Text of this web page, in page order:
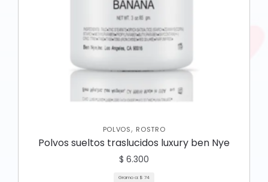
POLVOS, ROSTRO
Polvos sueltos traslucidos luxury ben Nye
$ 6.300
Gramo a: $ 74